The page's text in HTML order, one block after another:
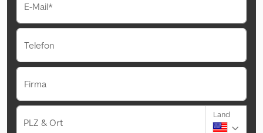
E-Mail*
Telefon
Firma
PLZ & Ort
Land